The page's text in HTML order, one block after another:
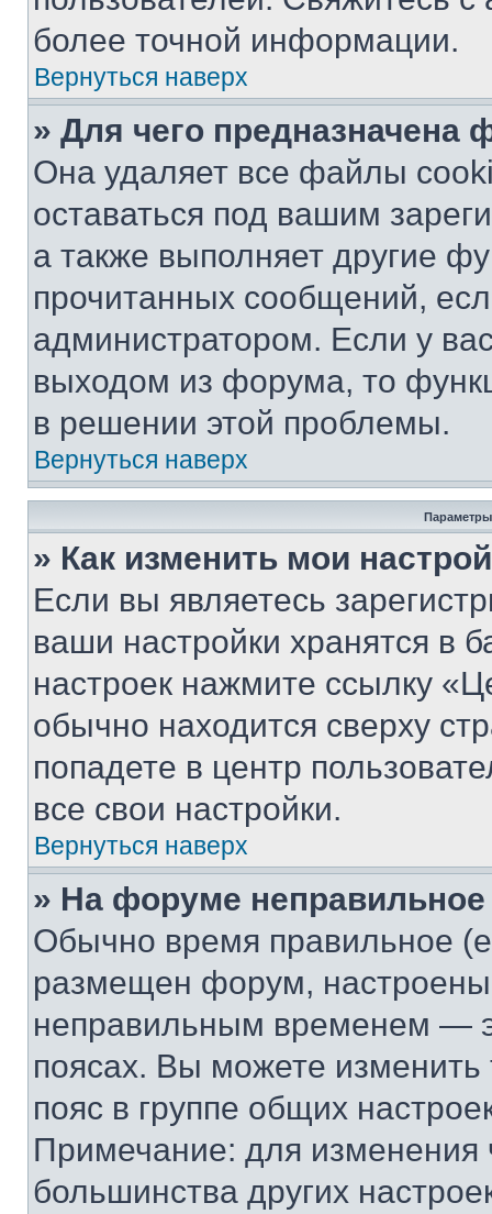
более точной информации.
Вернуться наверх
» Для чего предназначена
Она удаляет все файлы
оставаться под вашим
а также выполняет другие
прочитанных сообщений,
администратором. Если у
выходом из форума, то
в решении этой проблемы.
Вернуться наверх
Параметры
» Как изменить мои
Если вы являетесь
ваши настройки хранятся в
настроек нажмите ссылку
обычно находится сверху
попадете в центр
все свои настройки.
Вернуться наверх
» На форуме
Обычно время правильное
размещен форум, настроены
неправильным временем —
поясах. Вы можете изменить
пояс в группе общих
Примечание: для изменения
большинства других